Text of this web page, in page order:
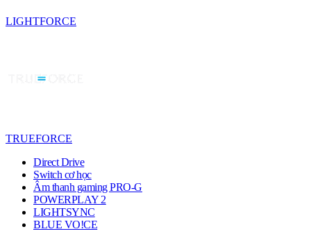
LIGHTFORCE
TRUEFORCE
Direct Drive
Switch cơ học
Âm thanh gaming PRO-G
POWERPLAY 2
LIGHTSYNC
BLUE VO!CE